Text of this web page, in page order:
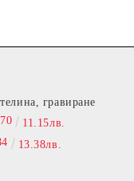
гравиране
11.15лв.
13.38лв.